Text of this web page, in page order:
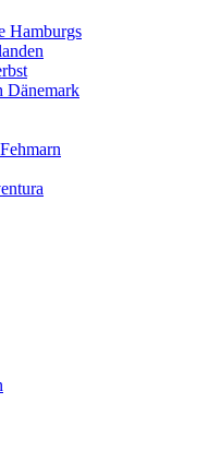
Hamburgs
Dänemark